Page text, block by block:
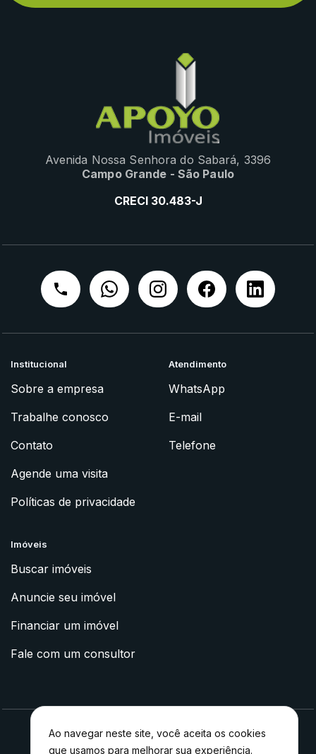
Avenida Nossa Senhora do Sabará, 3396
Campo Grande - São Paulo
CRECI 30.483-J
Institucional
Sobre a empresa
Trabalhe conosco
Contato
Agende uma visita
Políticas de privacidade
Atendimento
WhatsApp
E-mail
Telefone
Imóveis
Buscar imóveis
Anuncie seu imóvel
Financiar um imóvel
Fale com um consultor
Ao navegar neste site, você aceita os cookies
que usamos para melhorar sua experiência.